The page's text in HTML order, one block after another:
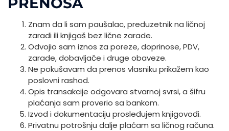
Znam da li sam paušalac, preduzetnik na ličnoj
zaradi ili knjigaš bez lične zarade.
Odvojio sam iznos za poreze, doprinose, PDV,
zarade, dobavljače i druge obaveze.
Ne pokušavam da prenos vlasniku prikažem kao
poslovni rashod.
Opis transakcije odgovara stvarnoj svrsi, a šifru
plaćanja sam proverio sa bankom.
Izvod i dokumentaciju prosleđujem knjigovođi.
Privatnu potrošnju dalje plaćam sa ličnog računa.